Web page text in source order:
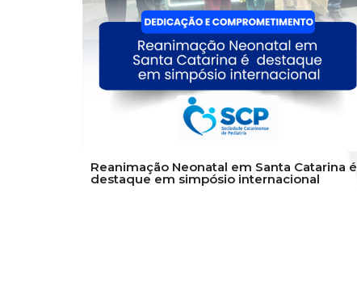
Reanimação Neonatal em Santa Catarina é
destaque em simpósio internacional